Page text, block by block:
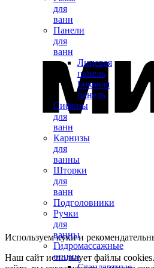
для
ванн
Панели
для
ванн
Лицевая
панель
Боковая
панель
Сифоны
для
ванн
Карнизы
для
ванны
Шторки
для
ванн
Подголовники
Ручки
для
ванны
Гидромассажные
опции
Используем куки и
Наш сайт использует файлы